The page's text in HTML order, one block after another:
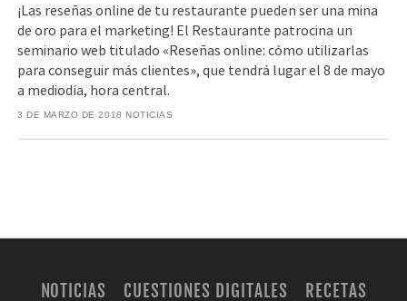
¡Las reseñas online de tu restaurante pueden ser una mina
de oro para el marketing! El Restaurante patrocina un
seminario web titulado «Reseñas online: cómo utilizarlas
para conseguir más clientes», que tendrá lugar el 8 de mayo
a mediodía, hora central.
3 DE MARZO DE 2018 NOTICIAS
NOTICIAS CUESTIONES DIGITALES RECETAS